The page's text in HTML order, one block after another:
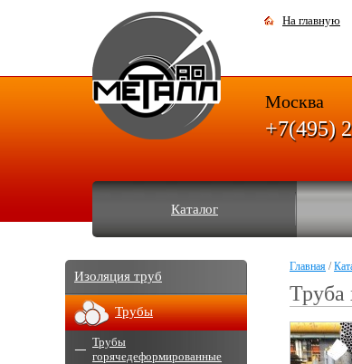
На главную
Каталог
Москва
+7(495)
Главная /
Труба
Изоляция труб
Трубы
Трубы
горячедеформированные